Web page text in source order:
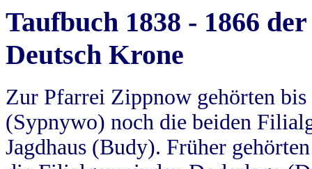
Taufbuch 1838 - 1866
Deutsch Krone
Zur Pfarrei Zippnow gehörten
(Sypnywo) noch die beiden
Jagdhaus (Budy). Früher